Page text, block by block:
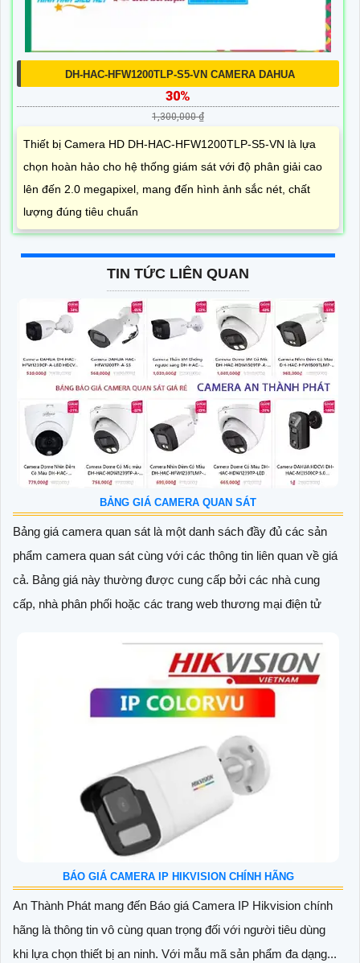
DH-HAC-HFW1200TLP-S5-VN CAMERA DAHUA
30%
1,300,000 ₫
Thiết bị Camera HD DH-HAC-HFW1200TLP-S5-VN là lựa
chọn hoàn hảo cho hệ thống giám sát với độ phân giải cao
lên đến 2.0 megapixel, mang đến hình ảnh sắc nét, chất
lượng đúng tiêu chuẩn
TIN TỨC LIÊN QUAN
BẢNG GIÁ CAMERA QUAN SÁT
Bảng giá camera quan sát là một danh sách đầy đủ các sản
phẩm camera quan sát cùng với các thông tin liên quan về giá
cả. Bảng giá này thường được cung cấp bởi các nhà cung
cấp, nhà phân phối hoặc các trang web thương mại điện tử
BÁO GIÁ CAMERA IP HIKVISION CHÍNH HÃNG
An Thành Phát mang đến Báo giá Camera IP Hikvision chính
hãng là thông tin vô cùng quan trọng đối với người tiêu dùng
khi lựa chọn thiết bị an ninh. Với mẫu mã sản phẩm đa dạng...